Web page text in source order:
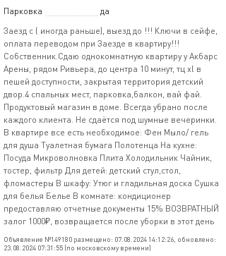
Парковка
да
Заезд с ( иногда раньше), выезд до !!! Ключи в сейфе,
оплата переводом при Заезде в квартиру!!!
Собственник.Сдаю однокомнатную квартиру у Акбарс
Арены, рядом Ривьера, до центра 10 минут, тц xl в
пешей доступности, закрытая территория детский
двор.4 спальных мест, парковка,балкон, вай фай.
Продуктовый магазин в доме. Всегда убрано после
каждого клиента. Не сдаётся под шумные вечеринки.
В квартире все есть необходимое: Фен Мыло/ гель
для душа Туалетная бумага Полотенца На кухне:
Посуда Микроволновка Плита Холодильник Чайник,
тостер, фильтр Для детей: детский стул,стол,
фломастеры В шкафу: Утюг и гладильная доска Сушка
для белья Белье В комнате: кондиционер
предоставляю отчетные документы 15% ВОЗВРАТНЫЙ
залог 1000₽, возвращается после уборки в этот день
Объявление №149180 размещено: 07.08.2024 14:12:26, обновлено:
23.08.2024 07:31:55 (по московскому времени)